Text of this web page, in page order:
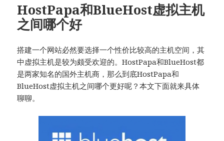
HostPapa和BlueHost虚拟主机
之间哪个好
搭建一个网站必然要选择一个性价比较高的主机空间，其
中虚拟主机是较为颇受欢迎的。HostPapa和BlueHost都
是两家知名的国外主机商，那么到底HostPapa和
BlueHost虚拟主机之间哪个更好呢？本文下面就来具体
聊聊。